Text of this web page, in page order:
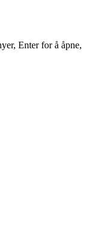
Enter for å åpne,